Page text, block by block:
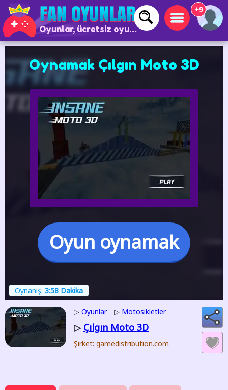
Oyunlar, ücretsiz oyunlar ve çevrimiçi oyunlar
+9
Oynamak Çılgın Moto 3D
Oyun oynamak
Oynanış: 3:58 Dakika
▷ Oyunlar ▷ Motosikletler
▷ Çılgın Moto 3D
Şirket: gamedistribution.com